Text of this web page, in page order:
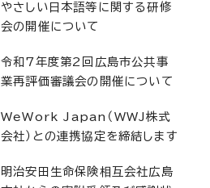
やさしい日本語等に関する研修
会の開催について
令和7年度第2回広島市公共事
業再評価審議会の開催について
WeWork Japan（WWJ株式
会社）との連携協定を締結します
明治安田生命保険相互会社広島